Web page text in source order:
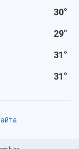
30°
29°
31°
31°